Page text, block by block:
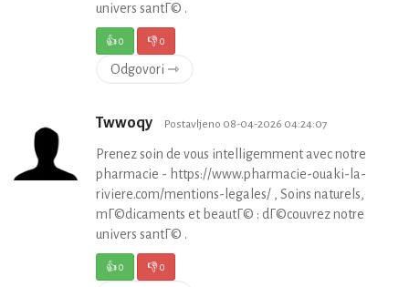
univers santГ© .
👍0 👎0
Odgovori ⇾
Twwoqy Postavljeno 08-04-2026 04:24:07
Prenez soin de vous intelligemment avec notre
pharmacie - https://www.pharmacie-ouaki-la-
riviere.com/mentions-legales/ , Soins naturels,
mГ©dicaments et beautГ© : dГ©couvrez notre
univers santГ© .
👍0 👎0